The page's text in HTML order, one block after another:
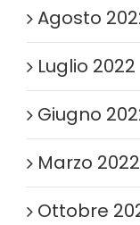
Agosto
Luglio 2022
Giugno
Marzo 2022
Ottobre